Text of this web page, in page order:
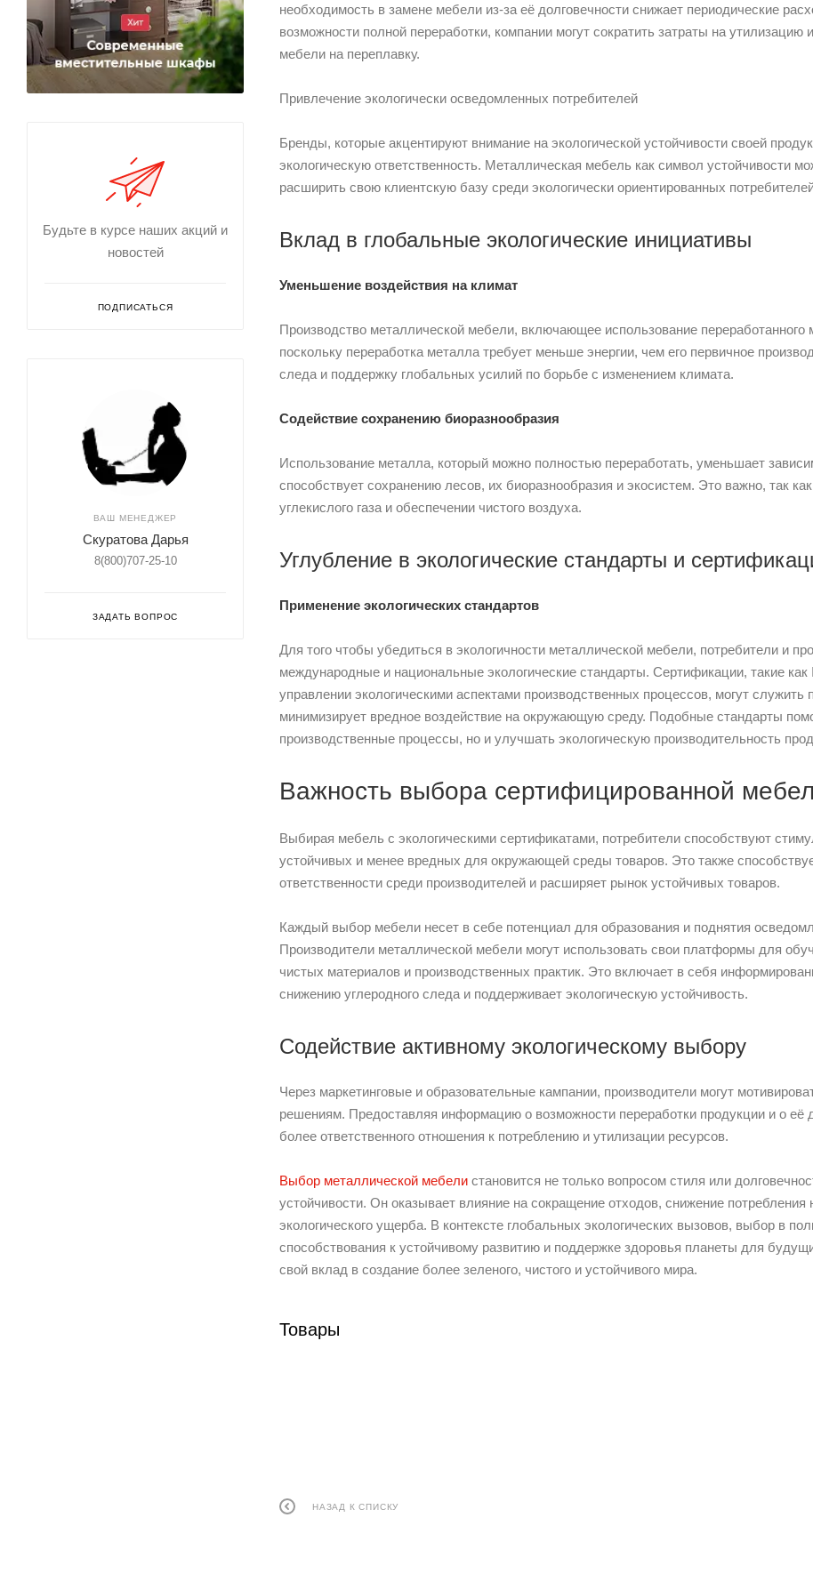
необходимость в замене мебели из-за её долговечности снижает периодические
возможности полной переработки, компании могут сократить затраты на
мебели на переплавку.
Привлечение экологически осведомленных потребителей
Бренды, которые акцентируют внимание на экологической устойчивости своей
экологическую ответственность. Металлическая мебель как символ устойчивости
расширить свою клиентскую базу среди экологически ориентированных
Вклад в глобальные экологические инициативы
Уменьшение воздействия на климат
Производство металлической мебели, включающее использование
поскольку переработка металла требует меньше энергии, чем его первичное
следа и поддержку глобальных усилий по борьбе с изменением климата.
Содействие сохранению биоразнообразия
Использование металла, который можно полностью переработать, уменьшает
способствует сохранению лесов, их биоразнообразия и экосистем. Это важно, так
углекислого газа и обеспечении чистого воздуха.
Углубление в экологические стандарты и
Применение экологических стандартов
Для того чтобы убедиться в экологичности металлической мебели, потребители и
международные и национальные экологические стандарты. Сертификации, такие
управлении экологическими аспектами производственных процессов, могут
минимизирует вредное воздействие на окружающую среду. Подобные стандарты
производственные процессы, но и улучшать экологическую производительность
Важность выбора сертифицированной
Выбирая мебель с экологическими сертификатами, потребители способствуют
устойчивых и менее вредных для окружающей среды товаров. Это также
ответственности среди производителей и расширяет рынок устойчивых товаров.
Каждый выбор мебели несет в себе потенциал для образования и поднятия
Производители металлической мебели могут использовать свои платформы для
чистых материалов и производственных практик. Это включает в себя
снижению углеродного следа и поддерживает экологическую устойчивость.
Содействие активному экологическому выбору
Через маркетинговые и образовательные кампании, производители могут
решениям. Предоставляя информацию о возможности переработки продукции и о её
более ответственного отношения к потреблению и утилизации ресурсов.
Выбор металлической мебели становится не только вопросом стиля или
устойчивости. Он оказывает влияние на сокращение отходов, снижение
экологического ущерба. В контексте глобальных экологических вызовов, выбор в
способствования к устойчивому развитию и поддержке здоровья планеты для
свой вклад в создание более зеленого, чистого и устойчивого мира.
Товары
НАЗАД К СПИСКУ
Будьте в курсе наших акций и
новостей
ПОДПИСАТЬСЯ
ВАШ МЕНЕДЖЕР
Скуратова Дарья
8(800)707-25-10
ЗАДАТЬ ВОПРОС